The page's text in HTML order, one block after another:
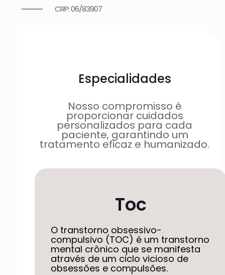
CRP: 06/83907
Especialidades
Nosso compromisso é
proporcionar cuidados
personalizados para cada
paciente, garantindo um
tratamento eficaz e humanizado.
Toc
O transtorno obsessivo-
compulsivo (TOC) é um transtorno
mental crônico que se manifesta
através de um ciclo vicioso de
obsessões e compulsões.